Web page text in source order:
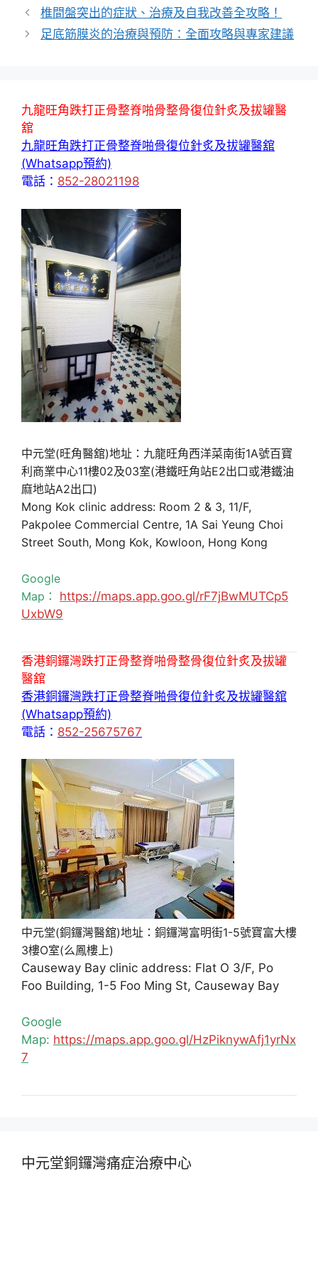
椎間盤突出的症狀、治療及自我改善全攻略！
足底筋膜炎的治療與預防：全面攻略與專家建議
九龍旺角跌打正骨整脊啪骨整骨復位針炙及拔罐醫
舘
九龍旺角跌打正骨整脊啪骨復位針炙及拔罐醫舘
(Whatsapp預約)
電話： 852-28021198
中元堂(旺角醫舘)地址：九龍旺角西洋菜南街1A號百寶
利商業中心11樓02及03室(港鐵旺角站E2出口或港鐵油
麻地站A2出口)
Mong Kok clinic address: Room 2 & 3, 11/F,
Pakpolee Commercial Centre, 1A Sai Yeung Choi
Street South, Mong Kok, Kowloon, Hong Kong
Google
Map： https://maps.app.goo.gl/rF7jBwMUTCp5
UxbW9
香港銅鑼灣跌打正骨整脊啪骨整骨復位針炙及拔罐
醫舘
香港銅鑼灣跌打正骨整脊啪骨復位針炙及拔罐醫舘
(Whatsapp預約)
電話： 852-25675767
中元堂(銅鑼灣醫舘)地址：銅鑼灣富明街1-5號寶富大樓
3樓O室(么鳳樓上)
Causeway Bay clinic address: Flat O 3/F, Po
Foo Building, 1-5 Foo Ming St, Causeway Bay
Google
Map: https://maps.app.goo.gl/HzPiknywAfj1yrNx
7
中元堂銅鑼灣痛症治療中心